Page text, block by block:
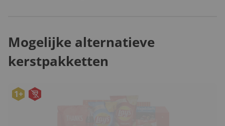
Mogelijke alternatieve
kerstpakketten
1+